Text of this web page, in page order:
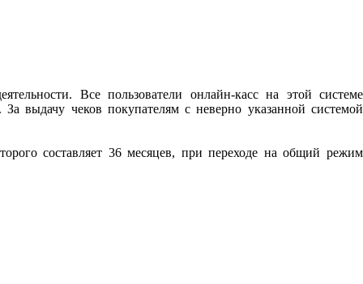
Все пользователи онлайн-касс на этой системе
выдачу чеков покупателям с неверно указанной системой
составляет 36 месяцев, при переходе на общий режим